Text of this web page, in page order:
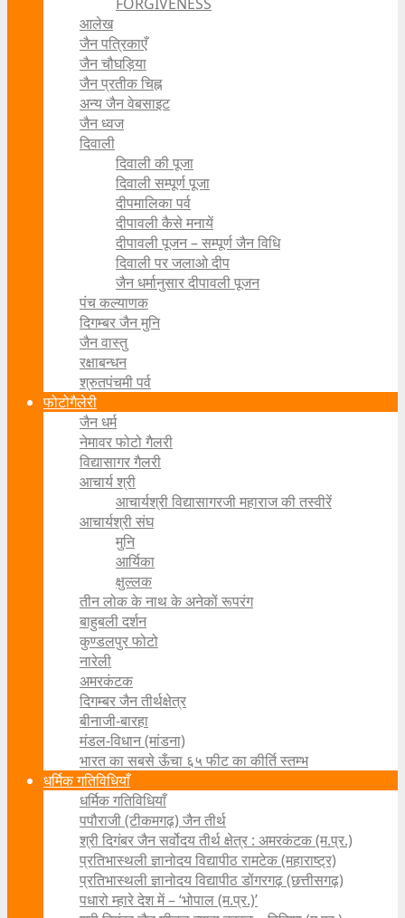
आलेख
जैन पत्रिकाएँ
जैन चौघड़िया
जैन प्रतीक चिह्न
अन्य जैन वेबसाइट
जैन ध्वज
दिवाली
दिवाली की पूजा
दिवाली सम्पूर्ण पूजा
दीपमालिका पर्व
दीपावली कैसे मनायें
दीपावली पूजन – सम्पूर्ण जैन विधि
दिवाली पर जलाओ दीप
जैन धर्मानुसार दीपावली पूजन
पंच कल्याणक
दिगम्बर जैन मुनि
जैन वास्तु
रक्षाबन्धन
श्रुतपंचमी पर्व
फोटोगैलेरी
जैन धर्म
नेमावर फोटो गैलरी
विद्यासागर गैलरी
आचार्य श्री
आचार्यश्री विद्यासागरजी महाराज की तस्वीरें
आचार्यश्री संघ
मुनि
आर्यिका
क्षुल्लक
तीन लोक के नाथ के अनेकों रूपरंग
बाहुबली दर्शन
कुण्डलपुर फोटो
नारेली
अमरकंटक
दिगम्बर जैन तीर्थक्षेत्र
बीनाजी-बारहा
मंडल-विधान (मांडना)
भारत का सबसे ऊँचा ६५ फीट का कीर्ति स्तम्भ
धर्मिक गतिविधियाँ
धर्मिक गतिविधियाँ
पपौराजी (टीकमगढ़) जैन तीर्थ
श्री दिगंबर जैन सर्वोदय तीर्थ क्षेत्र : अमरकंटक (म.प्र.)
प्रतिभास्थली ज्ञानोदय विद्यापीठ रामटेक (महाराष्ट्र)
प्रतिभास्थली ज्ञानोदय विद्यापीठ डोंगरगढ़ (छत्तीसगढ़)
पधारो म्हारे देश में – ‘भोपाल (म.प्र.)’